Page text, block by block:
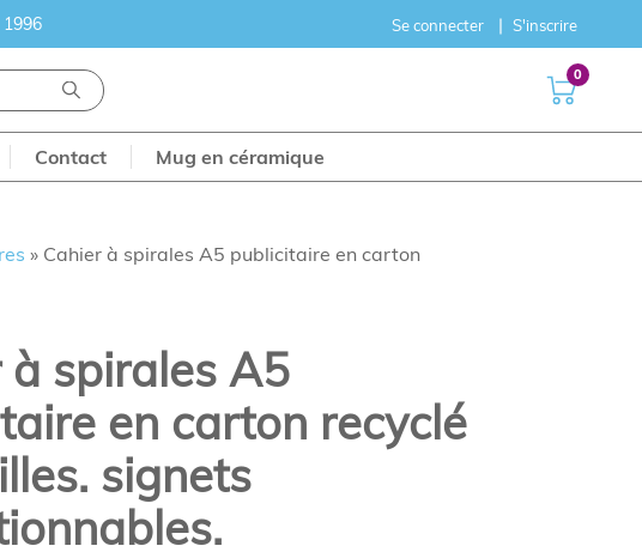
Se connecter S'inscrire
0
Contact Mug en céramique
» Cahier à spirales A5 publicitaire en carton
à spirales A5
en carton recyclé
signets